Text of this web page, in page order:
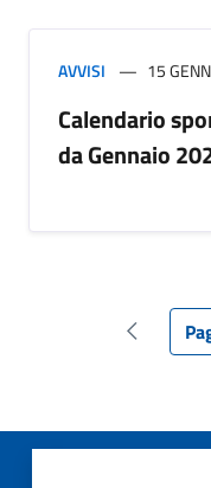
AVVISI 15
Calendario
da Gennaio
Pagina